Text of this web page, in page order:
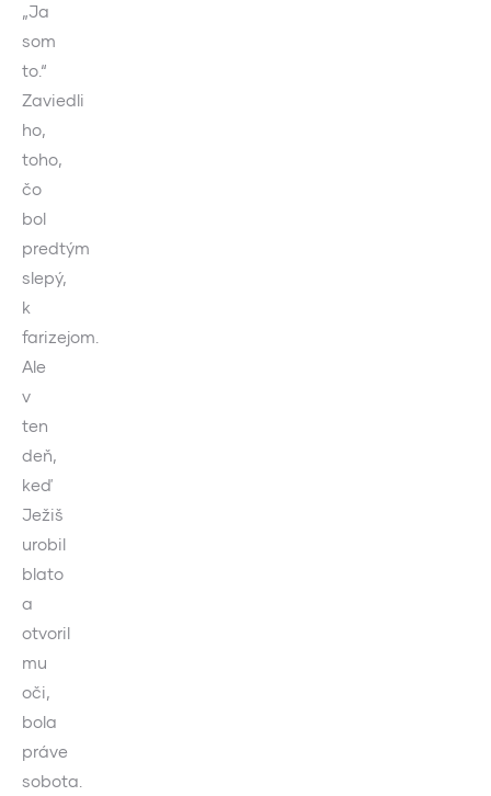
„Ja
som
to.“
Zaviedli
ho,
toho,
čo
bol
predtým
slepý,
k
farizejom.
Ale
v
ten
deň,
keď
Ježiš
urobil
blato
a
otvoril
mu
oči,
bola
práve
sobota.